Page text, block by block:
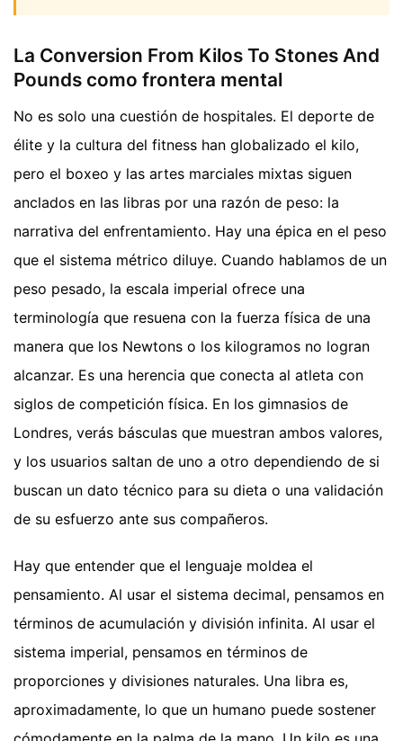
La Conversion From Kilos To Stones And
Pounds como frontera mental
No es solo una cuestión de hospitales. El deporte de
élite y la cultura del fitness han globalizado el kilo,
pero el boxeo y las artes marciales mixtas siguen
anclados en las libras por una razón de peso: la
narrativa del enfrentamiento. Hay una épica en el peso
que el sistema métrico diluye. Cuando hablamos de un
peso pesado, la escala imperial ofrece una
terminología que resuena con la fuerza física de una
manera que los Newtons o los kilogramos no logran
alcanzar. Es una herencia que conecta al atleta con
siglos de competición física. En los gimnasios de
Londres, verás básculas que muestran ambos valores,
y los usuarios saltan de uno a otro dependiendo de si
buscan un dato técnico para su dieta o una validación
de su esfuerzo ante sus compañeros.
Hay que entender que el lenguaje moldea el
pensamiento. Al usar el sistema decimal, pensamos en
términos de acumulación y división infinita. Al usar el
sistema imperial, pensamos en términos de
proporciones y divisiones naturales. Una libra es,
aproximadamente, lo que un humano puede sostener